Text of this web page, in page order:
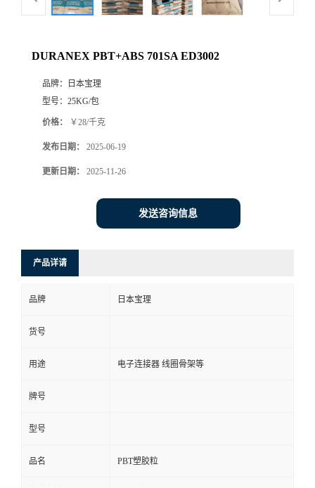
DURANEX PBT+ABS 701SA ED3002
品牌：
日本宝理
型号： 25KG/包
价格： ￥28/千克
发布日期： 2025-06-19
更新日期： 2025-11-26
发送咨询信息
产品详请
品牌 日本宝理
货号
用途 电子连接器 线圈骨架等
牌号
型号
品名 PBT塑胶粒